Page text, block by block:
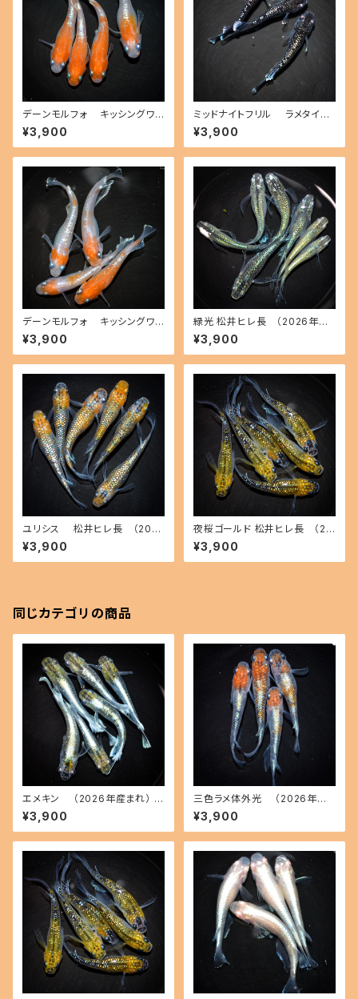
デーンモルフォ キッシングワイ
ドフィン（2026年産まれ） オス2
メス2(現物出品) ikahoff B-0
712-51261-a
¥3,900
ミッドナイトフリル ラメタイプ
（2026年産まれ） オス2 メス1
(現物出品) ikahoff C-0803-
51530-a
¥3,900
デーンモルフォ キッシングワイ
ドフィン（2026年産まれ） オス2
メス2(現物出品) ikahoff B-0
714-51291-a
¥3,900
緑光 松井ヒレ長 （2026年産
まれ） オス3 メス4(現物出品) i
kahoff B-0719-51352-a
¥3,900
ユリシス 松井ヒレ長 （202
6年産まれ） オス2 メス4(現物
出品) ikahoff A-0728-5146
0-a
¥3,900
夜桜ゴールド 松井ヒレ長 （20
26年産まれ） オス3 メス3(現物
出品) ikahoff C-0728-5146
2-a
¥3,900
同じカテゴリの商品
エメキン （2026年産まれ） オ
ス3 メス3(現物出品) ikahoff
C-0707-51200-a
¥3,900
三色ラメ体外光 （2026年産
まれ） オス2 メス2(現物出品) ik
ahoff D-0630-51108-a
¥3,900